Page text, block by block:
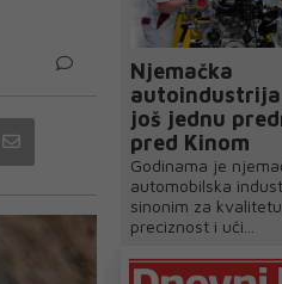
Njemačka
još jednu
pred Kinom
Godinama je
automobilska
sinonim za kvalitetu,
preciznost i uči...